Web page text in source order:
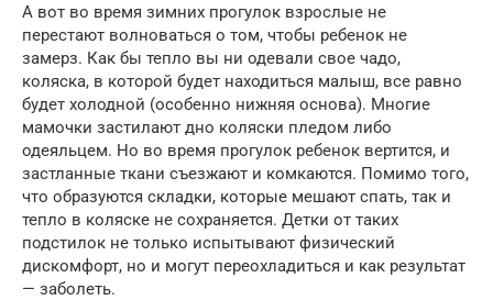
А вот во время зимних прогулок взрослые не
перестают волноваться о том, чтобы ребенок не
замерз. Как бы тепло вы ни одевали свое чадо,
коляска, в которой будет находиться малыш, все равно
будет холодной (особенно нижняя основа). Многие
мамочки застилают дно коляски пледом либо
одеяльцем. Но во время прогулок ребенок вертится, и
застланные ткани съезжают и комкаются. Помимо того,
что образуются складки, которые мешают спать, так и
тепло в коляске не сохраняется. Детки от таких
подстилок не только испытывают физический
дискомфорт, но и могут переохладиться и как результат
— заболеть.